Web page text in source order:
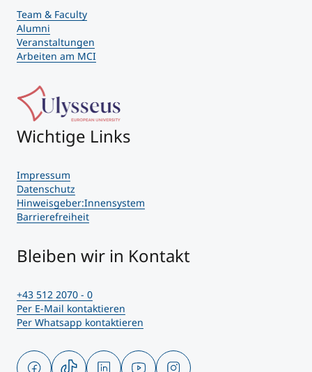
Team & Faculty
Alumni
Veranstaltungen
Arbeiten am MCI
Wichtige Links
Impressum
Datenschutz
Hinweisgeber:Innensystem
Barrierefreiheit
Bleiben wir in Kontakt
+43 512 2070 - 0
Per E-Mail kontaktieren
Per Whatsapp kontaktieren